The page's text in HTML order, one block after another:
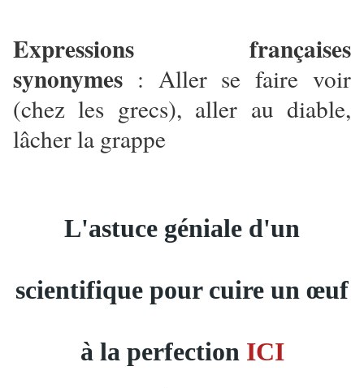
Expressions françaises
synonymes : Aller se faire voir
(chez les grecs), aller au diable,
lâcher la grappe
L'astuce géniale d'un
scientifique pour cuire un œuf
à la perfection ICI